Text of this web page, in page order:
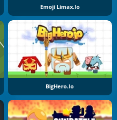
Emoji Limax.io
BigHero.io